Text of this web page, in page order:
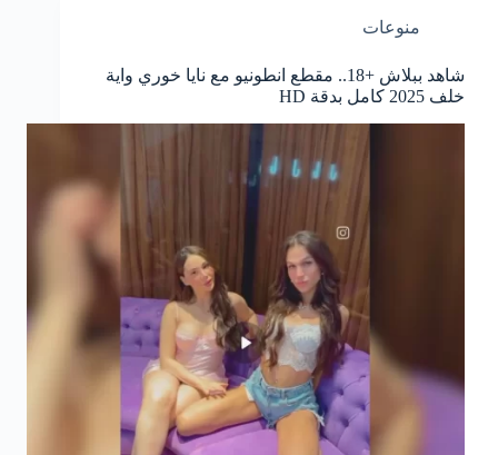
منوعات
شاهد ببلاش +18.. مقطع انطونيو مع نايا خوري واية
خلف 2025 كامل بدقة HD